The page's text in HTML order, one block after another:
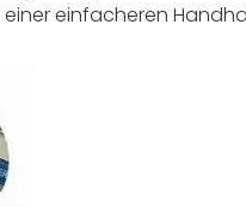
einfacheren